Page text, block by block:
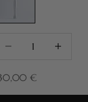
Reducir cantidad
de oferta
€